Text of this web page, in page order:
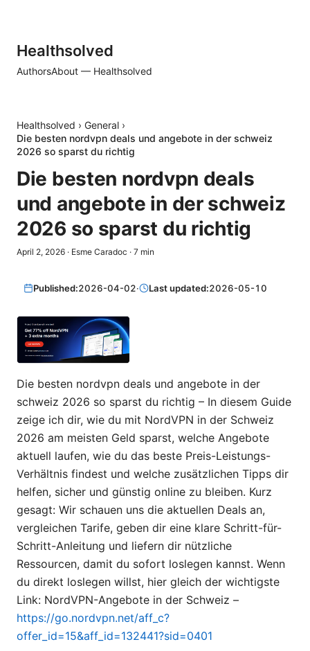
Healthsolved
AuthorsAbout — Healthsolved
Healthsolved › General ›
Die besten nordvpn deals und angebote in der schweiz
2026 so sparst du richtig
Die besten nordvpn deals
und angebote in der schweiz
2026 so sparst du richtig
April 2, 2026 · Esme Caradoc · 7 min
Published:2026-04-02· Last updated:2026-05-10
Die besten nordvpn deals und angebote in der
schweiz 2026 so sparst du richtig – In diesem Guide
zeige ich dir, wie du mit NordVPN in der Schweiz
2026 am meisten Geld sparst, welche Angebote
aktuell laufen, wie du das beste Preis-Leistungs-
Verhältnis findest und welche zusätzlichen Tipps dir
helfen, sicher und günstig online zu bleiben. Kurz
gesagt: Wir schauen uns die aktuellen Deals an,
vergleichen Tarife, geben dir eine klare Schritt-für-
Schritt-Anleitung und liefern dir nützliche
Ressourcen, damit du sofort loslegen kannst. Wenn
du direkt loslegen willst, hier gleich der wichtigste
Link: NordVPN-Angebote in der Schweiz –
https://go.nordvpn.net/aff_c?
offer_id=15&aff_id=132441?sid=0401